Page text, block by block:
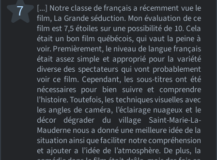
[...] Notre classe de français a récemment vue le
film, La Grande séduction. Mon évaluation de ce
film est 7,5 étoiles sur une possibilité de 10. Cela
était un bon film québécois, qui vaut la peine à
voir. Premièrement, le niveau de langue français
était assez simple et approprié pour la variété
diverse des spectateurs qui vont probablement
voir ce film. Cependant, les sous-titres ont été
nécessaires pour bien suivre et comprendre
l’histoire. Toutefois, les techniques visuelles avec
les angles de caméra, l’éclairage nuageux et le
décor dégrader du village Saint-Marie-La-
Mauderne nous a donné une meilleure idée de la
situation ainsi que faciliter notre compréhension
et ajouter a l’idée de l’atmosphère. De plus, la
7